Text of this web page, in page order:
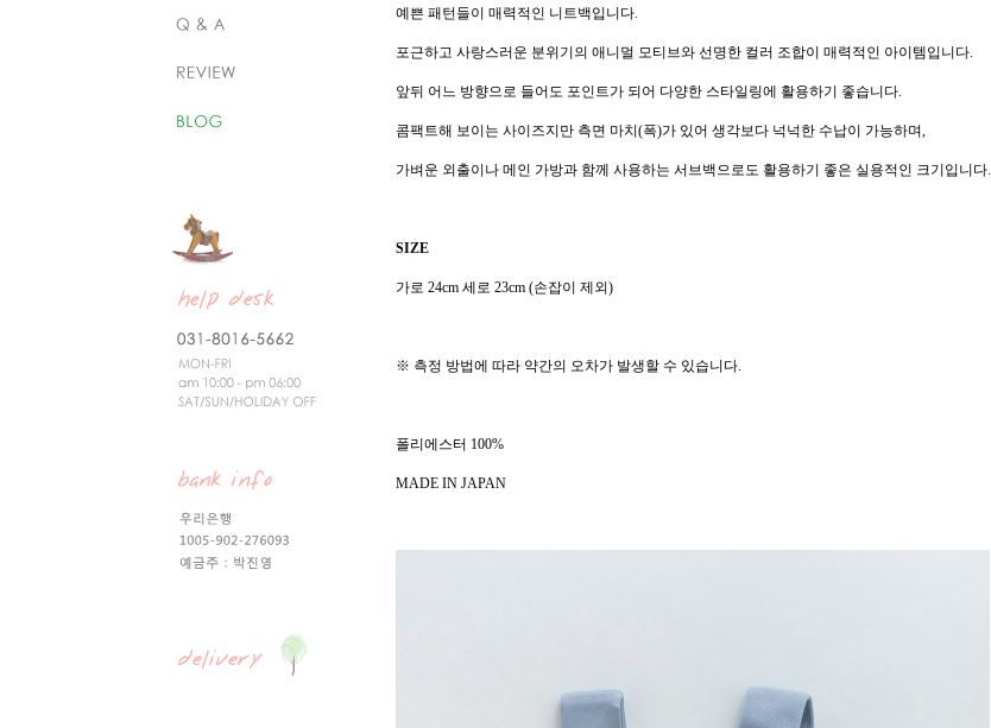
예쁜 패턴들이 매력적인 니트백입니다.
포근하고 사랑스러운 분위기의 애니멀 모티브와 선명한 컬러 조합이 매력적인 아이템입니다.
앞뒤 어느 방향으로 들어도 포인트가 되어 다양한 스타일링에 활용하기 좋습니다.
콤팩트해 보이는 사이즈지만 측면 마치(폭)가 있어 생각보다 넉넉한 수납이 가능하며,
가벼운 외출이나 메인 가방과 함께 사용하는 서브백으로도 활용하기 좋은 실용적인 크기입니다.
SIZE
가로 24cm 세로 23cm (손잡이 제외)
※ 측정 방법에 따라 약간의 오차가 발생할 수 있습니다.
폴리에스터 100%
MADE IN JAPAN